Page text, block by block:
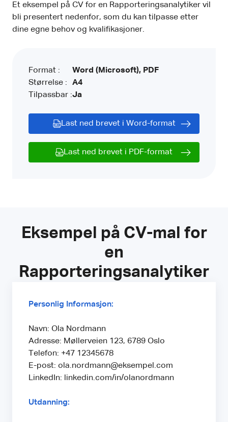
Et eksempel på CV for en Rapporteringsanalytiker vil
bli presentert nedenfor, som du kan tilpasse etter
dine egne behov og kvalifikasjoner.
Format :
Størrelse :
Tilpassbar :
Word (Microsoft), PDF
A4
Ja
Last ned brevet i Word-format
Last ned brevet i PDF-format
Eksempel på CV-mal for
en
Rapporteringsanalytiker
Personlig Informasjon:
Navn: Ola Nordmann
Adresse: Møllerveien 123, 6789 Oslo
Telefon: +47 12345678
E-post: ola.nordmann@eksempel.com
LinkedIn: linkedin.com/in/olanordmann
Utdanning: